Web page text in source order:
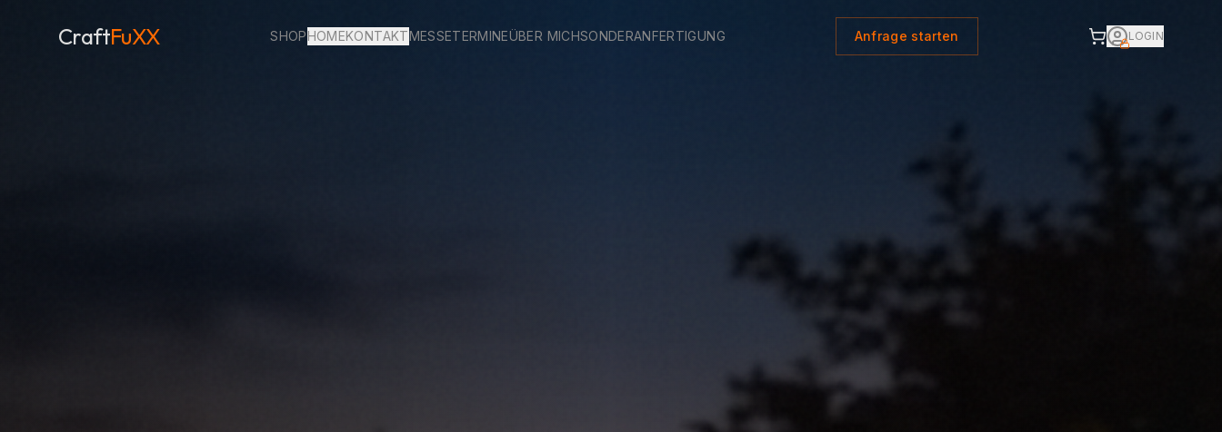
CraftFuXX SHOPHOMEKONTAKTMESSETERMINEÜBER MICHSONDERANFERTIGUNG Anfrage starten LOGIN